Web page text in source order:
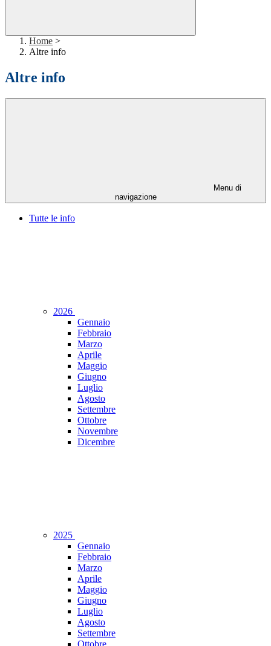
Home >
Altre info
Altre info
Menu di
navigazione
Tutte le info
2026
Gennaio
Febbraio
Marzo
Aprile
Maggio
Giugno
Luglio
Agosto
Settembre
Ottobre
Novembre
Dicembre
2025
Gennaio
Febbraio
Marzo
Aprile
Maggio
Giugno
Luglio
Agosto
Settembre